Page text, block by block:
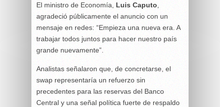
El ministro de Economía, Luis Caputo
agradeció públicamente el anuncio con un
mensaje en redes: “Empieza una nueva era. A
trabajar todos juntos para hacer nuestro país
grande nuevamente”.
Analistas señalaron que, de concretarse, el
swap representaría un refuerzo sin
precedentes para las reservas del Banco
Central y una señal política fuerte de respaldo